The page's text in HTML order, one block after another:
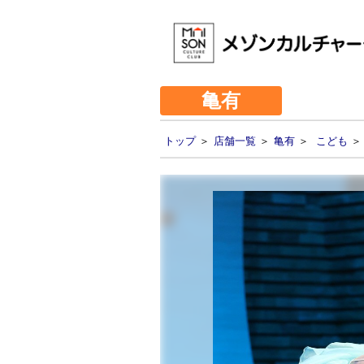
亀有
トップ＞ 店舗一覧 ＞ 亀有 ＞ こども